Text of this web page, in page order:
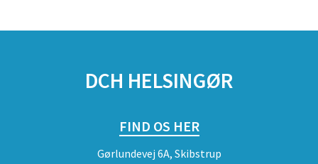
DCH HELSINGØR
FIND OS HER
Gørlundevej 6A, Skibstrup